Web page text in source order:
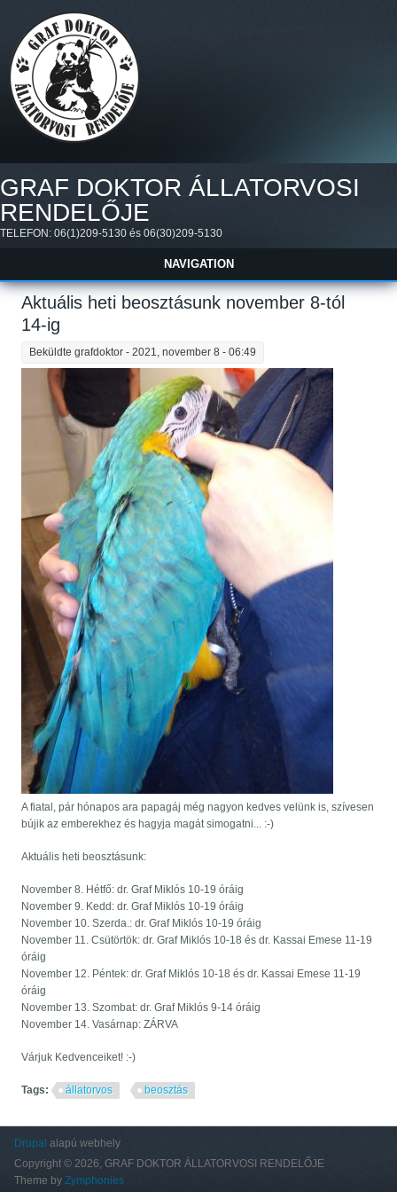
GRAF DOKTOR ÁLLATORVOSI
RENDELŐJE
TELEFON: 06(1)209-5130 és 06(30)209-5130
NAVIGATION
Aktuális heti beosztásunk november 8-tól
14-ig
Beküldtegrafdoktor - 2021, november 8 - 06:49
A fiatal, pár hónapos ara papagáj még nagyon kedves velünk is, szívesen
bújik az emberekhez és hagyja magát simogatni... :-)
Aktuális heti beosztásunk:
November 8. Hétfő: dr. Graf Miklós 10-19 óráig
November 9. Kedd: dr. Graf Miklós 10-19 óráig
November 10. Szerda.: dr. Graf Miklós 10-19 óráig
November 11. Csütörtök: dr. Graf Miklós 10-18 és dr. Kassai Emese 11-19
óráig
November 12. Péntek: dr. Graf Miklós 10-18 és dr. Kassai Emese 11-19
óráig
November 13. Szombat: dr. Graf Miklós 9-14 óráig
November 14. Vasárnap: ZÁRVA
Várjuk Kedvenceiket! :-)
Tags: állatorvos beosztás
Drupal alapú webhely
Copyright © 2026, GRAF DOKTOR ÁLLATORVOSI RENDELŐJE
Theme by Zymphonies